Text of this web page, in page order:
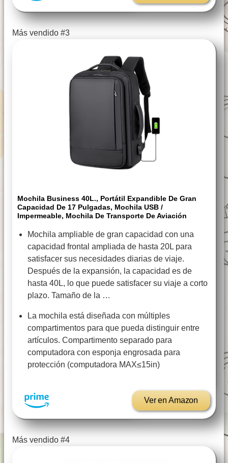
Más vendido #3
Mochila Business 40L., Portátil Expandible De Gran
Capacidad De 17 Pulgadas, Mochila USB /
Impermeable, Mochila De Transporte De Aviación
Mochila ampliable de gran capacidad con una
capacidad frontal ampliada de hasta 20L para
satisfacer sus necesidades diarias de viaje.
Después de la expansión, la capacidad es de
hasta 40L, lo que puede satisfacer su viaje a corto
plazo. Tamaño de la …
La mochila está diseñada con múltiples
compartimentos para que pueda distinguir entre
artículos. Compartimento separado para
computadora con esponja engrosada para
protección (computadora MAX≤15in)
Ver en Amazon
Más vendido #4